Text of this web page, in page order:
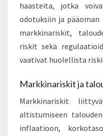
haasteita, jotka
odotuksiin ja
markkinariskit,
riskit sekä
vaativat huolellista
Markkinariskit ja
Markkinariskit
altistumiseen
inflaatioon,